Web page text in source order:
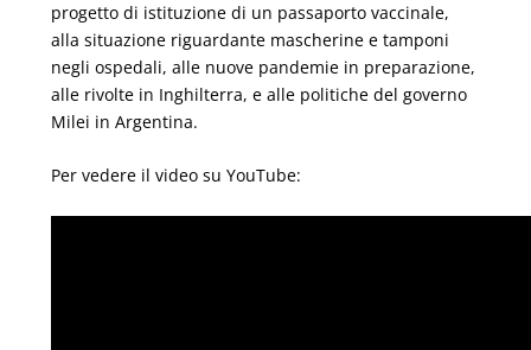
progetto di istituzione di un passaporto vaccinale,
alla situazione riguardante mascherine e tamponi
negli ospedali, alle nuove pandemie in preparazione,
alle rivolte in Inghilterra, e alle politiche del governo
Milei in Argentina.
Per vedere il video su YouTube: